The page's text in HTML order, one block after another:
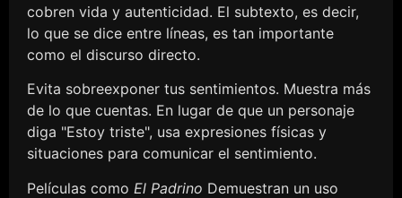
cobren vida y autenticidad. El subtexto, es decir,
lo que se dice entre líneas, es tan importante
como el discurso directo.
Evita sobreexponer tus sentimientos. Muestra más
de lo que cuentas. En lugar de que un personaje
diga "Estoy triste", usa expresiones físicas y
situaciones para comunicar el sentimiento.
Películas como El Padrino Demuestran un uso